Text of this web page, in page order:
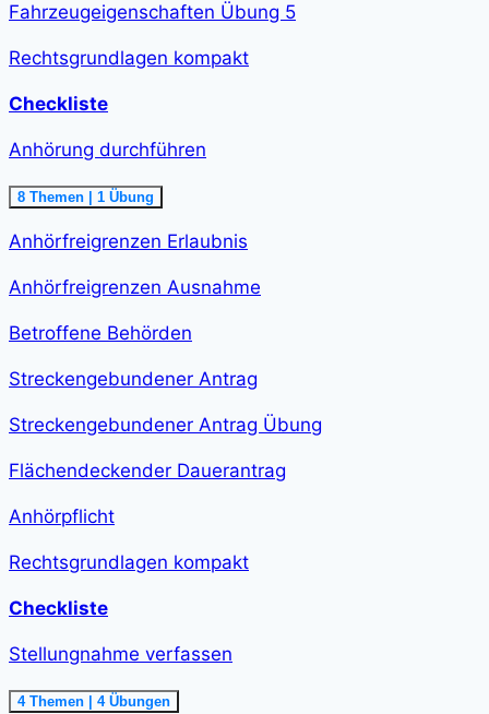
Fahrzeugeigenschaften Übung 5
Rechtsgrundlagen kompakt
Checkliste
Anhörung durchführen
Ausklappen
Anhörung
durchführen<span
step-
h
11
</span>
8 Themen 1 Übung
Anhörfreigrenzen Erlaubnis
Anhörfreigrenzen Ausnahme
Betroffene Behörden
Streckengebundener Antrag
Streckengebundener Antrag Übung
Flächendeckender Dauerantrag
Anhörpflicht
Rechtsgrundlagen kompakt
Checkliste
Stellungnahme verfassen
Ausklappen
Stellungnahme
4 Themen 4 Übungen